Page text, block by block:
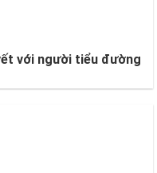
với người tiểu đường